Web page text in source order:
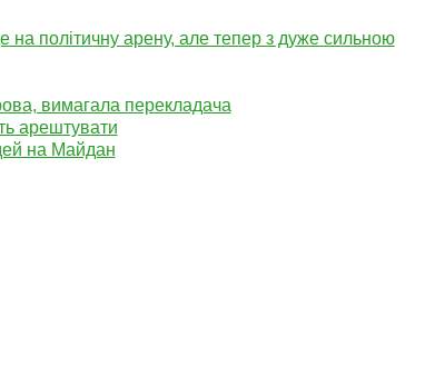
на політичну арену, але тепер з дуже сильною
вимагала перекладача
арештувати
на Майдан